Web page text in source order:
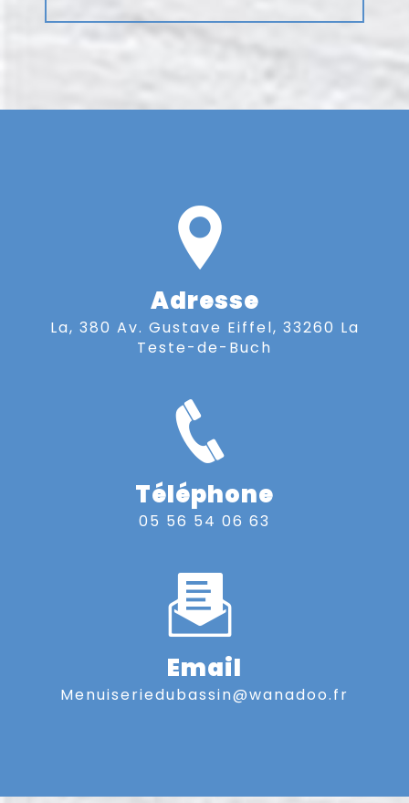
Adresse
La, 380 Av. Gustave Eiffel, 33260 La
Teste-de-Buch
Téléphone
05 56 54 06 63
Email
menuiseriedubassin@wanadoo.fr